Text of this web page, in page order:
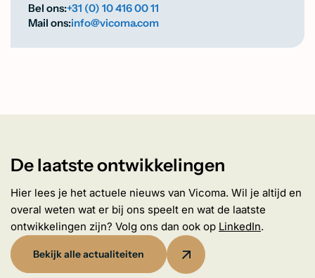
Bel ons:+31 (0) 10 416 00 11
Mail ons:info@vicoma.com
De laatste ontwikkelingen
Hier lees je het actuele nieuws van Vicoma. Wil je altijd en
overal weten wat er bij ons speelt en wat de laatste
ontwikkelingen zijn? Volg ons dan ook op LinkedIn.
Bekijk alle actualiteiten